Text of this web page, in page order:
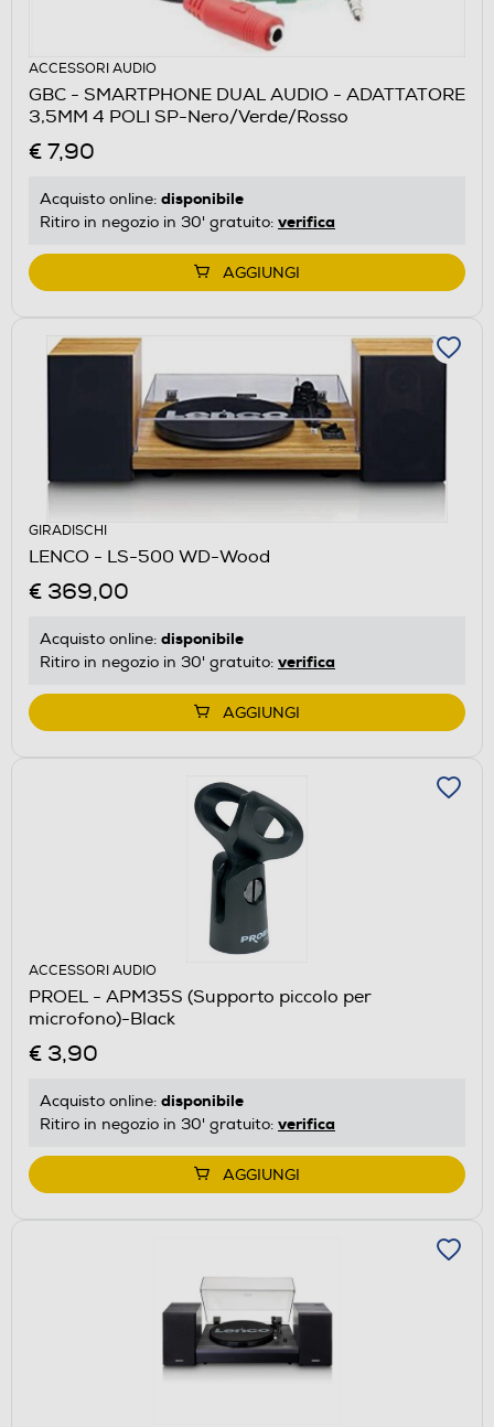
ACCESSORI AUDIO
GBC - SMARTPHONE DUAL AUDIO - ADATTATORE
3,5MM 4 POLI SP-Nero/Verde/Rosso
€ 7,90
Acquisto online: disponibile
Ritiro in negozio in 30' gratuito: verifica
AGGIUNGI
GIRADISCHI
LENCO - LS-500 WD-Wood
€ 369,00
Acquisto online: disponibile
Ritiro in negozio in 30' gratuito: verifica
AGGIUNGI
ACCESSORI AUDIO
PROEL - APM35S (Supporto piccolo per
microfono)-Black
€ 3,90
Acquisto online: disponibile
Ritiro in negozio in 30' gratuito: verifica
AGGIUNGI